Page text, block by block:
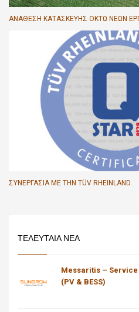
ΑΝΆΘΕΣΗ ΚΑΤΑΣΚΕΥΉΣ ΟΚΤΏ ΝΈΩΝ
ΣΥΝΕΡΓΑΣΊΑ ΜΕ ΤΗΝ TÜV RHEINLAND.
ΤΕΛΕΥΤΑΙΑ ΝΕΑ
Messaritis – Service
(PV & BESS)